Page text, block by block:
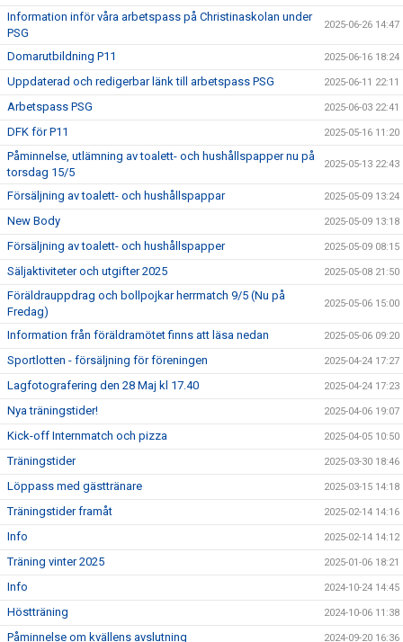
Information inför våra arbetspass på Christinaskolan under
PSG
2025-06-26 14:47
Domarutbildning P11 2025-06-16 18:24
Uppdaterad och redigerbar länk till arbetspass PSG 2025-06-11 22:11
Arbetspass PSG 2025-06-03 22:41
DFK för P11 2025-05-16 11:20
Påminnelse, utlämning av toalett- och hushållspapper nu på
torsdag 15/5
2025-05-13 22:43
Försäljning av toalett- och hushållspappar 2025-05-09 13:24
New Body 2025-05-09 13:18
Försäljning av toalett- och hushållspapper 2025-05-09 08:15
Säljaktiviteter och utgifter 2025 2025-05-08 21:50
Föräldrauppdrag och bollpojkar herrmatch 9/5 (Nu på
Fredag)
2025-05-06 15:00
Information från föräldramötet finns att läsa nedan 2025-05-06 09:20
Sportlotten - försäljning för föreningen 2025-04-24 17:27
Lagfotografering den 28 Maj kl 17.40 2025-04-24 17:23
Nya träningstider! 2025-04-06 19:07
Kick-off Internmatch och pizza 2025-04-05 10:50
Träningstider 2025-03-30 18:46
Löppass med gästtränare 2025-03-15 14:18
Träningstider framåt 2025-02-14 14:16
Info 2025-02-14 14:12
Träning vinter 2025 2025-01-06 18:21
Info 2024-10-24 14:45
Höstträning 2024-10-06 11:38
Påminnelse om kvällens avslutning 2024-09-20 16:36